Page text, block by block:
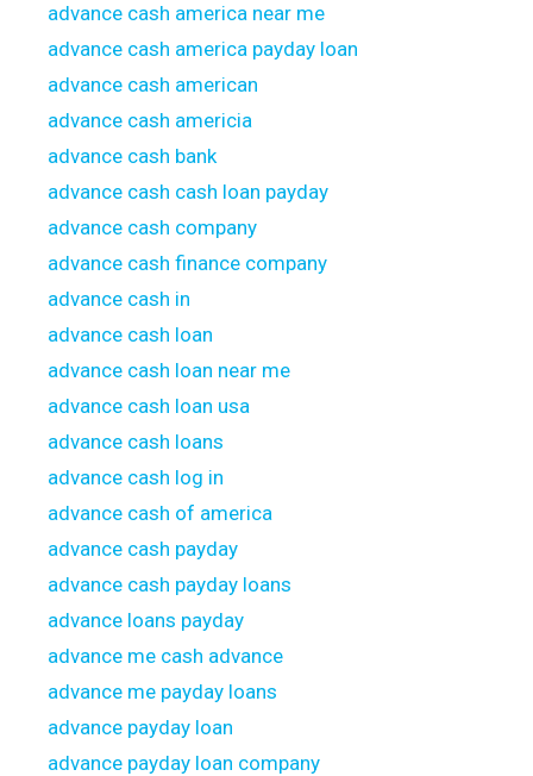
advance cash america near me
advance cash america payday loan
advance cash american
advance cash americia
advance cash bank
advance cash cash loan payday
advance cash company
advance cash finance company
advance cash in
advance cash loan
advance cash loan near me
advance cash loan usa
advance cash loans
advance cash log in
advance cash of america
advance cash payday
advance cash payday loans
advance loans payday
advance me cash advance
advance me payday loans
advance payday loan
advance payday loan company